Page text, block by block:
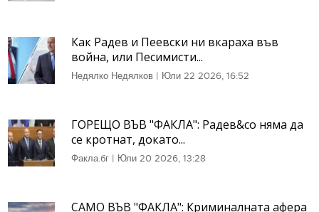
Как Радев и Пеевски ни вкараха във
война, или Песимисти...
Недялко Недялков | Юли 22 2026, 16:52
ГОРЕЩО ВЪВ "ФАКЛА": Радев&co няма да
се кротнат, докато...
Факла.бг | Юли 20 2026, 13:28
САМО ВЪВ "ФАКЛА": Криминалната афера